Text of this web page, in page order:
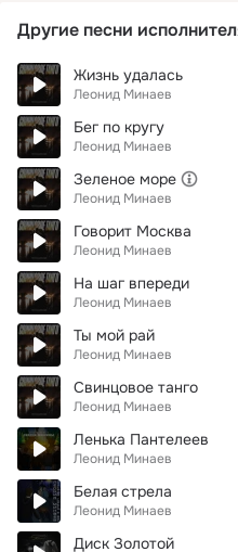
Другие песни
Жизнь удалась
Леонид Минаев
Бег по кругу
Леонид Минаев
Зеленое море
Леонид Минаев
Говорит Москва
Леонид Минаев
На шаг впереди
Леонид Минаев
Ты мой рай
Леонид Минаев
Свинцовое танго
Леонид Минаев
Ленька Пантелеев
Леонид Минаев
Белая стрела
Леонид Минаев
Диск Золотой